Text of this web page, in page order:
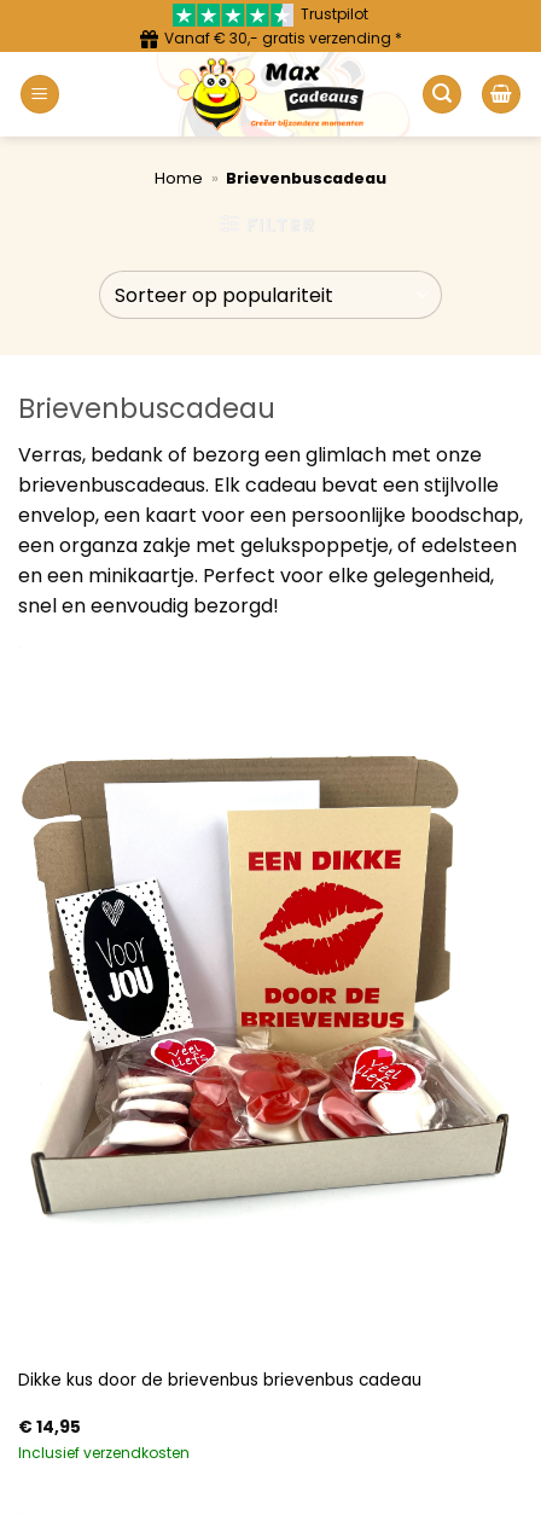
inhoud
Trustpilot
Vanaf € 30,- gratis verzending *
Home » Brievenbuscadeau
Brievenbuscadeau
Verras, bedank of bezorg een glimlach met onze
brievenbuscadeaus. Elk cadeau bevat een stijlvolle
envelop, een kaart voor een persoonlijke boodschap,
een organza zakje met gelukspoppetje, of edelsteen
en een minikaartje. Perfect voor elke gelegenheid,
snel en eenvoudig bezorgd!
Dikke kus door de brievenbus brievenbus cadeau
€14,95
Inclusief verzendkosten